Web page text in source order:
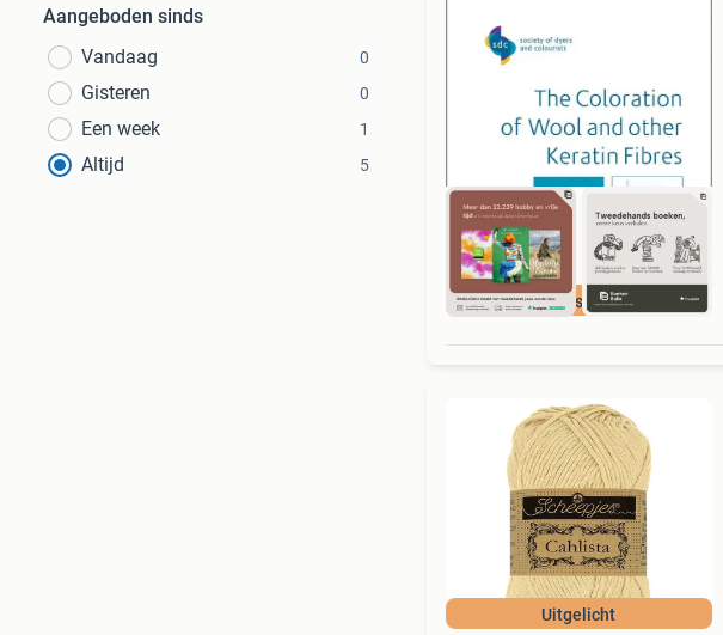
Aangeboden sinds
Vandaag
0
Gisteren 0
Een week 1
Altijd 5
Scherpste prijs
Uitgelicht